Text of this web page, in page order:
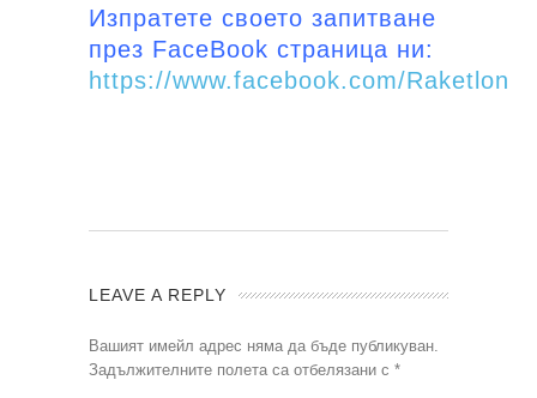
Изпратете своето запитване
през FaceBook страница ни:
https://www.facebook.com/Raketlon
LEAVE A REPLY
Вашият имейл адрес няма да бъде публикуван.
Задължителните полета са отбелязани с *